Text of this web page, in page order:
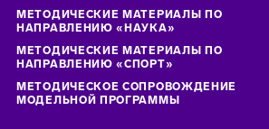
МЕТОДИЧЕСКИЕ МАТЕРИАЛЫ ПО
НАПРАВЛЕНИЮ «НАУКА»
МЕТОДИЧЕСКИЕ МАТЕРИАЛЫ ПО
НАПРАВЛЕНИЮ «СПОРТ»
МЕТОДИЧЕСКОЕ СОПРОВОЖДЕНИЕ
МОДЕЛЬНОЙ ПРОГРАММЫ